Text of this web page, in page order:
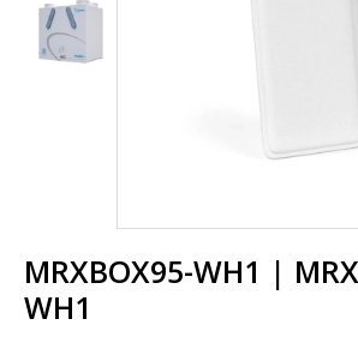
MRXBOX95-WH1 |
WH1